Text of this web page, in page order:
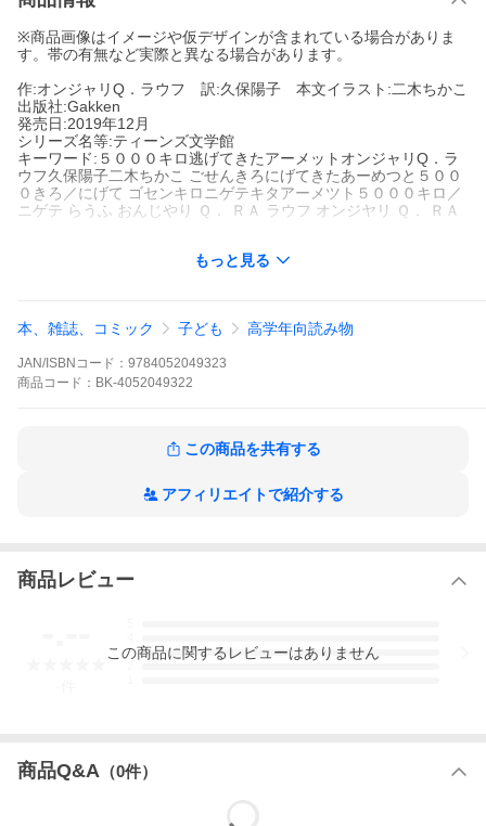
※商品画像はイメージや仮デザインが含まれている場合がありま
す。帯の有無など実際と異なる場合があります。
作:オンジャリQ．ラウフ 訳:久保陽子 本文イラスト:二木ちかこ
出版社:Gakken
発売日:2019年12月
シリーズ名等:ティーンズ文学館
キーワード:５０００キロ逃げてきたアーメットオンジャリQ．ラ
ウフ久保陽子二木ちかこ ごせんきろにげてきたあーめつと５００
０きろ／にげて ゴセンキロニゲテキタアーメツト５０００キロ／
ニゲテ らうふ おんじやり Ｑ． ＲＡ ラウフ オンジヤリ Ｑ． ＲＡ
シリーズ名等: ティーンズ文学館
ある日、アレクサのクラスに、ひとりの男の子が転入してきまし
た。その子は、だれとも話さず、笑わず、遊びません。彼がイギ
リスの学校にやってきたのには、理由があったのです…。世界で
※本データはこの商品が発売された時点の情報です。
もっと見る
本、雑誌、コミック 子ども 高学年向読み物
JAN/ISBNコード： 9784052049323
商品 コード： BK-4052049322
この商品を共有する
アフィリエイトで紹介する
商品レビュー
3
この商品に関するレビューはありません
商品Q&A （0件）